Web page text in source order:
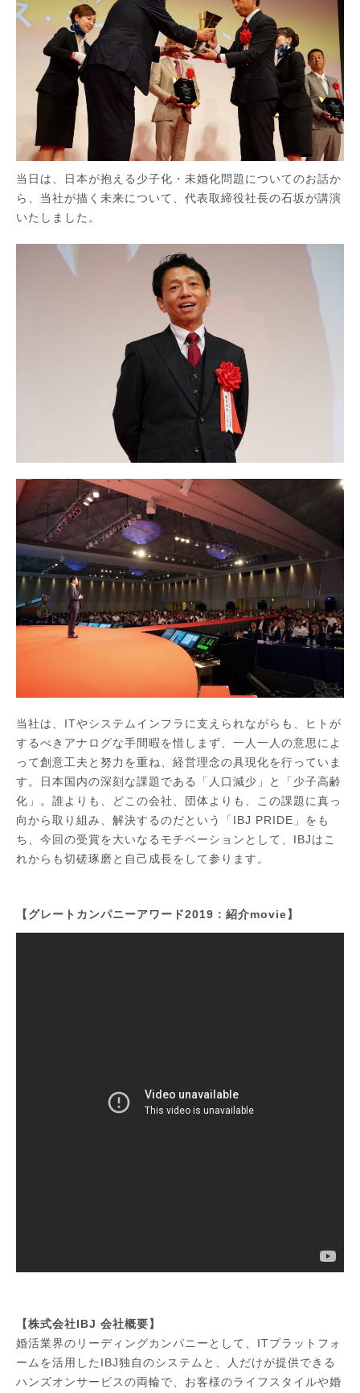
当日は、日本が抱える少子化・未婚化問題についてのお話か
ら、当社が描く未来について、代表取締役社長の石坂が講演
いたしました。
当社は、ITやシステムインフラに支えられながらも、ヒトが
するべきアナログな手間暇を惜しまず、一人一人の意思によ
って創意工夫と努力を重ね、経営理念の具現化を行っていま
す。日本国内の深刻な課題である「人口減少」と「少子高齢
化」。誰よりも、どこの会社、団体よりも、この課題に真っ
向から取り組み、解決するのだという「IBJ PRIDE」をも
ち、今回の受賞を大いなるモチベーションとして、IBJはこ
れからも切磋琢磨と自己成長をして参ります。
【グレートカンパニーアワード2019：紹介movie】
【株式会社IBJ 会社概要】
婚活業界のリーディングカンパニーとして、ITプラットフォ
ームを活用したIBJ独自のシステムと、人だけが提供できる
ハンズオンサービスの両輪で、お客様のライフスタイルや婚